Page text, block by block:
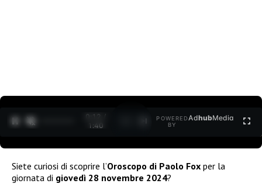
0:12 /
1:40
POWERED
BY
AdhubMedia
Siete curiosi di scoprire l’Oroscopo di Paolo Fox per la
giornata di giovedì 28 novembre 2024?